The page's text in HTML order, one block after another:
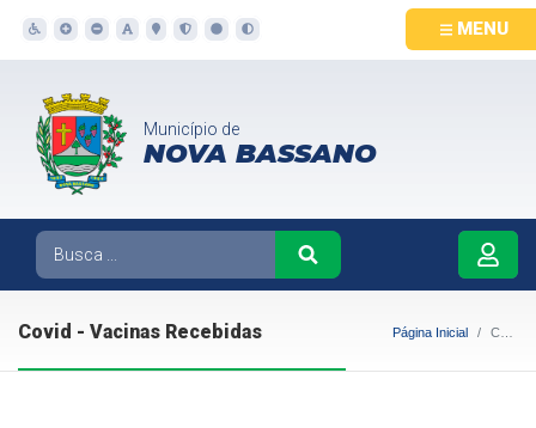
MENU
Município de
NOVA BASSANO
Covid - Vacinas Recebidas Página Inicial Covid - Vacinas Recebidas